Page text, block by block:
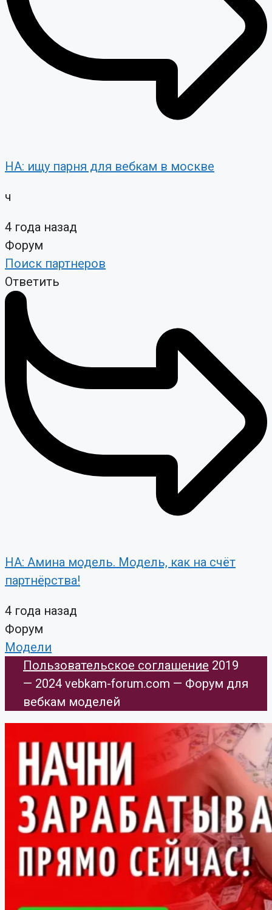
НА: ищу парня для вебкам в москве
ч
4 года назад
Форум
Поиск партнеров
Ответить
НА: Амина модель. Модель, как на счёт
партнёрства!
4 года назад
Форум
Модели
Пользовательское соглашение ​ 2019
— 2024 vebkam-forum.com — Форум для
вебкам моделей